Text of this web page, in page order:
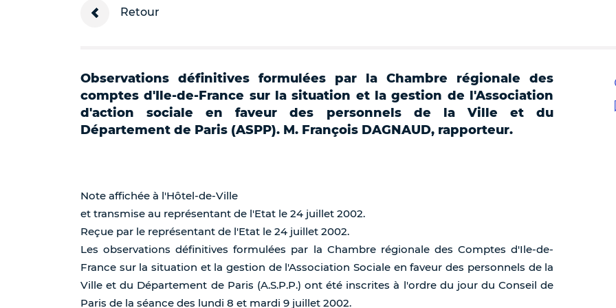
Retour
Observations définitives formulées par la Chambre régionale des
comptes d'Ile-de-France sur la situation et la gestion de l'Association
d'action sociale en faveur des personnels de la Ville et du
Département de Paris (ASPP). M. François DAGNAUD, rapporteur.
Note affichée à l'Hôtel-de-Ville
et transmise au représentant de l'Etat le 24 juillet 2002.
Reçue par le représentant de l'Etat le 24 juillet 2002.
Les observations définitives formulées par la Chambre régionale des Comptes d'Ile-de-
France sur la situation et la gestion de l'Association Sociale en faveur des personnels de la
Ville et du Département de Paris (A.S.P.P.) ont été inscrites à l'ordre du jour du Conseil de
Paris de la séance des lundi 8 et mardi 9 juillet 2002.